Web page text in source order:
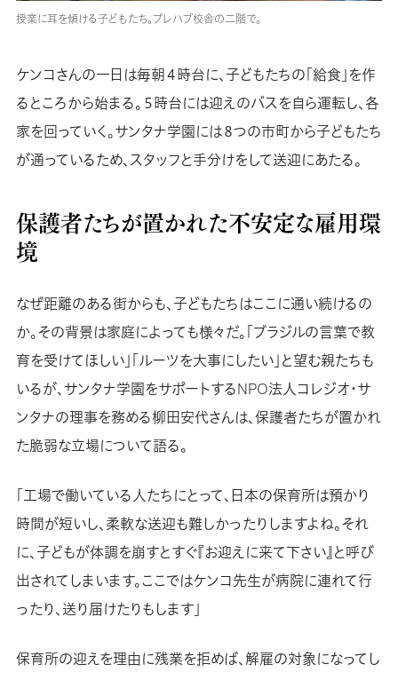
授業に耳を傾ける子どもたち。プレハブ校舎の二階で。
ケンコさんの一日は毎朝４時台に、子どもたちの「給食」を作
るところから始まる。５時台には迎えのバスを自ら運転し、各
家を回っていく。サンタナ学園には８つの市町から子どもたち
が通っているため、スタッフと手分けをして送迎にあたる。
保護者たちが置かれた不安定な雇用環
境
なぜ距離のある街からも、子どもたちはここに通い続けるの
か。その背景は家庭によっても様々だ。「ブラジルの言葉で教
育を受けてほしい」「ルーツを大事にしたい」と望む親たちも
いるが、サンタナ学園をサポートするNPO法人コレジオ・サ
ンタナの理事を務める柳田安代さんは、保護者たちが置かれ
た脆弱な立場について語る。
「工場で働いている人たちにとって、日本の保育所は預かり
時間が短いし、柔軟な送迎も難しかったりしますよね。それ
に、子どもが体調を崩すとすぐ『お迎えに来て下さい』と呼び
出されてしまいます。ここではケンコ先生が病院に連れて行
ったり、送り届けたりもします」
保育所の迎えを理由に残業を拒めば、解雇の対象になってし